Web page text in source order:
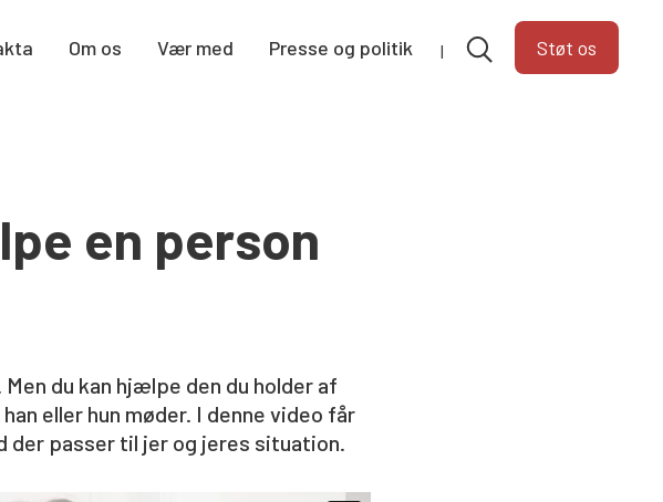
Om os Vær med Presse og politik Støt os
en person
du kan hjælpe den du holder af
eller hun møder. I denne video får
der passer til jer og jeres situation.